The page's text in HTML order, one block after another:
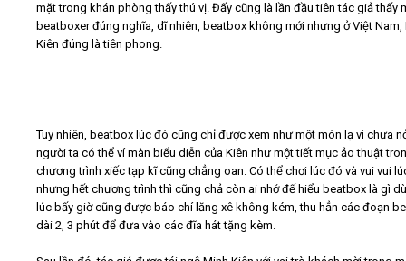
mặt trong khán phòng thấy thú vị. Đấy cũng là lần đầu tiên tác giả thấy
beatboxer đúng nghĩa, dĩ nhiên, beatbox không mới nhưng ở Việt Nam,
Kiên đúng là tiên phong.
Tuy nhiên, beatbox lúc đó cũng chỉ được xem như một món lạ vì chưa
người ta có thể ví màn biểu diễn của Kiên như một tiết mục ảo thuật
chương trình xiếc tạp kĩ cũng chẳng oan. Có thể chơi lúc đó và vui vui
nhưng hết chương trình thì cũng chả còn ai nhớ đế hiểu beatbox là gì
lúc bấy giờ cũng được báo chí lăng xê không kém, thu hẳn các đoạn
dài 2, 3 phút để đưa vào các đĩa hát tặng kèm.